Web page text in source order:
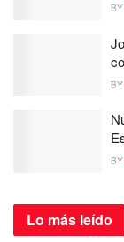
BY
BY
BY
Lo más leído